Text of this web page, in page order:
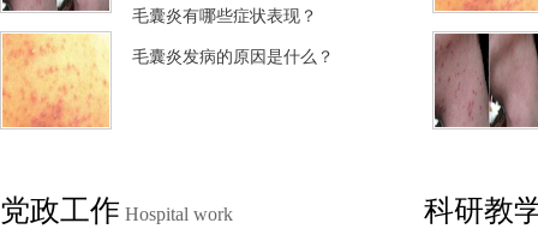
毛囊炎有哪些症状表现？
毛囊炎发病的原因是什么？
党政工作 Hospital work 科研教